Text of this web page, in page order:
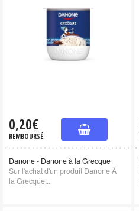
0,20€
REMBOURSÉ
Danone - Danone à la Grecque
Sur l'achat d'un produit Danone À
la Grecque...